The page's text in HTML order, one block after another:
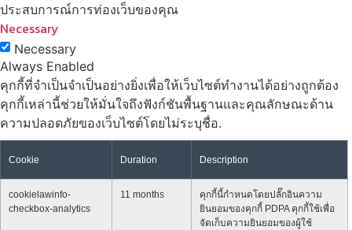
ประสบการณ์การท่องเว็บของคุณ
Necessary
Necessary
Always Enabled
คุกกี้ที่จำเป็นจำเป็นอย่างยิ่งเพื่อให้เว็บไซต์ทำงานได้อย่างถูกต้อง
คุกกี้เหล่านี้ช่วยให้มั่นใจถึงฟังก์ชันพื้นฐานและคุณลักษณะด้าน
ความปลอดภัยของเว็บไซต์โดยไม่ระบุชื่อ.
Cookie Duration Description
cookielawinfo-
checkbox-analytics
11 months
คุกกี้นี้กำหนดโดยปลั๊กอินความ
ยินยอมของคุกกี้ PDPA คุกกี้ใช้เพื่อ
จัดเก็บความยินยอมของผู้ใช้